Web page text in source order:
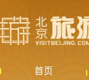
首页